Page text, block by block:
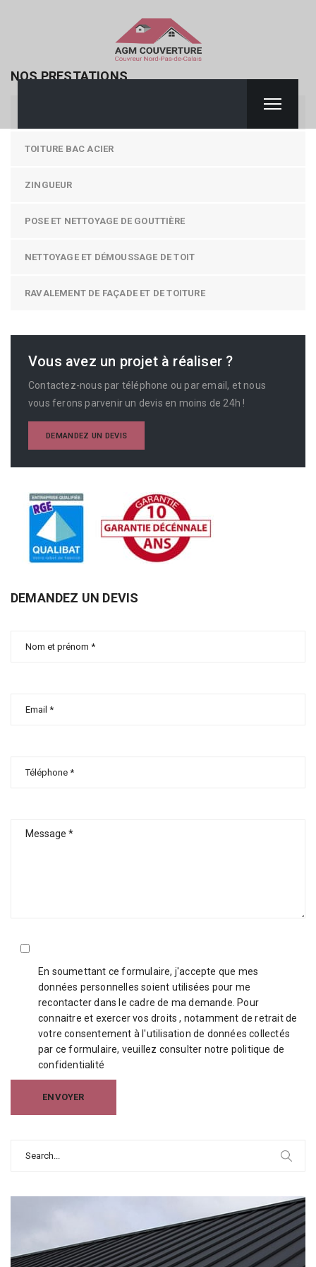
NOS PRESTATIONS
TOITURE BAC ACIER
ZINGUEUR
POSE ET NETTOYAGE DE GOUTTIÈRE
NETTOYAGE ET DÉMOUSSAGE DE TOIT
RAVALEMENT DE FAÇADE ET DE TOITURE
Vous avez un projet à réaliser ?
Contactez-nous par téléphone ou par email, et nous
vous ferons parvenir un devis en moins de 24h !
DEMANDEZ UN DEVIS
DEMANDEZ UN DEVIS
En soumettant ce formulaire, j'accepte que mes
données personnelles soient utilisées pour me
recontacter dans le cadre de ma demande. Pour
connaitre et exercer vos droits , notamment de retrait de
votre consentement à l'utilisation de données collectés
par ce formulaire, veuillez consulter notre politique de
confidentialité
for: